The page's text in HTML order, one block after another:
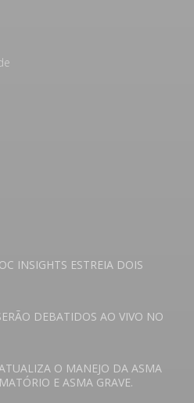
INSIGHTS ESTREIA DOIS
DEBATIDOS AO VIVO NO
O MANEJO DA ASMA
E ASMA GRAVE.